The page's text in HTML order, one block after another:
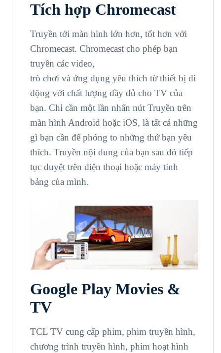
Tích hợp Chromecast
Truyền tới màn hình lớn hơn, tốt hơn với
Chromecast. Chromecast cho phép bạn
truyền các video,
trò chơi và ứng dụng yêu thích từ thiết bị di
động với chất lượng đầy đủ cho TV của
bạn. Chỉ cần một lần nhấn nút Truyền trên
màn hình Android hoặc iOS, là tất cả những
gì bạn cần để phóng to những thứ bạn yêu
thích. Truyền nội dung của bạn sau đó tiếp
tục duyệt trên điện thoại hoặc máy tính
bảng của mình.
Google Play Movies &
TV
TCL TV cung cấp phim, phim truyền hình,
chương trình truyền hình, phim hoạt hình